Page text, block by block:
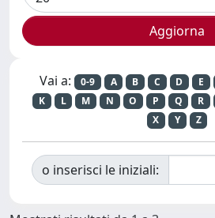
Vai a: 0-9 A B C D E
K
L M N O P Q R
X
Y Z
o inserisci le iniziali: